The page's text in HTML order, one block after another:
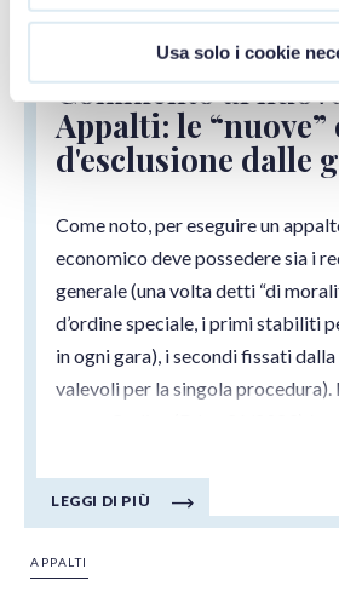
Usa solo i cookie
Commento al
Appalti: le “nuove”
d'esclusione dalle
Come noto, per eseguire un
economico deve possedere sia i
generale (una volta detti “di
d’ordine speciale, i primi stabiliti
in ogni gara), i secondi fissati
valevoli per la singola
rendere più sistematica l’intera
LEGGI DI PIÙ
APPALTI